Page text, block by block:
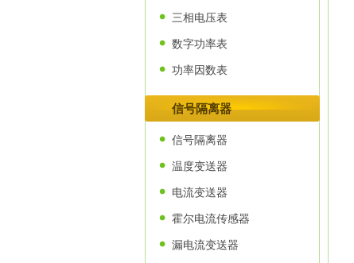
三相电压表
数字功率表
功率因数表
信号隔离器
信号隔离器
温度变送器
电流变送器
霍尔电流传感器
漏电流变送器